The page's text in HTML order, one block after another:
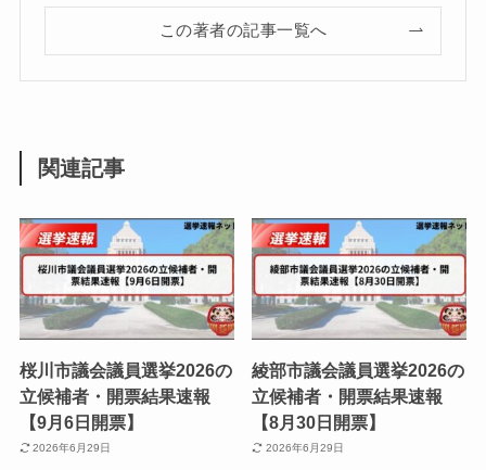
この著者の記事一覧へ
関連記事
桜川市議会議員選挙2026の
立候補者・開票結果速報
【9月6日開票】
2026年6月29日
綾部市議会議員選挙2026の
立候補者・開票結果速報
【8月30日開票】
2026年6月29日